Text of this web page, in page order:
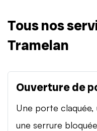
Tous nos
Tramelan
Ouverture de
Une porte claquée,
une serrure